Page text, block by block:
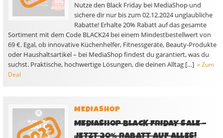
Nutze den Black Friday bei MediaShop und
sichere dir nur bis zum 02.12.2024 unglaubliche
Rabatte! Erhalte 20% Rabatt auf das gesamte
Sortiment mit dem Code BLACK24 bei einem Mindestbestellwert von
69 €. Egal, ob innovative Küchenhelfer, Fitnessgeräte, Beauty-Produkte
oder Haushaltsartikel – bei MediaShop findest du garantiert, was du
suchst. Praktische, hochwertige Lösungen, die deinen Alltag […] » Zum
Deal
MEDIASHOP
MEDIASHOP BLACK FRIDAY SALE –